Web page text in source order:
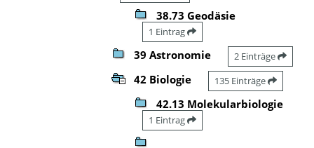
38.73 Geodäsie
1 Eintrag
39 Astronomie 2 Einträge
42 Biologie 135 Einträge
42.13 Molekularbiologie
1 Eintrag